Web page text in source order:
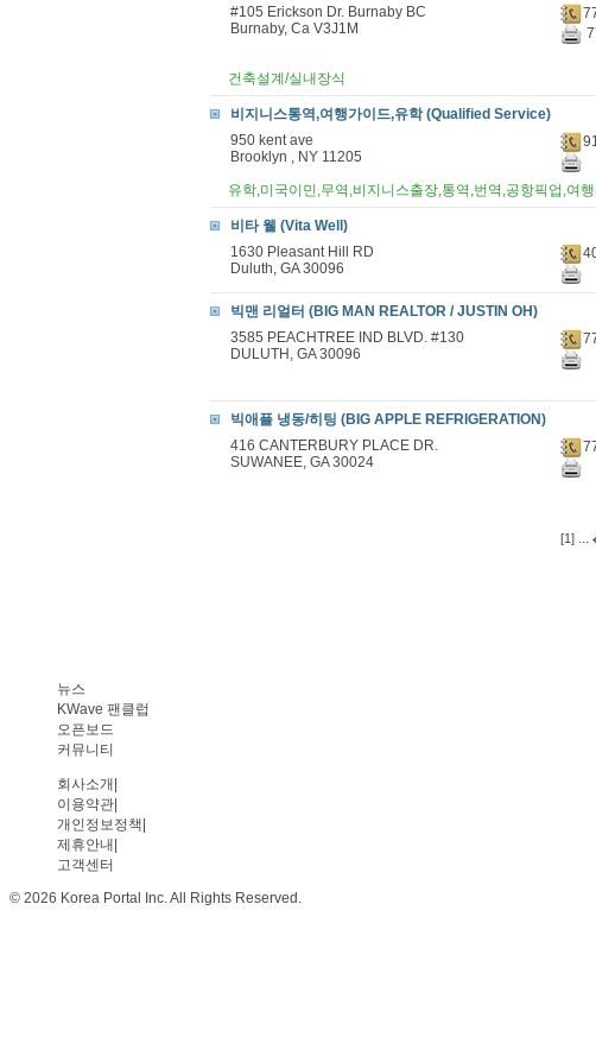
#105 Erickson Dr. Burnaby BC
Burnaby, Ca V3J1M
건축설계/실내장식
비지니스통역,여행가이드,유학 (Qualified Service)
950 kent ave
Brooklyn , NY 11205
유학,미국이민,무역,비지니스출장,통역,번역,공항픽업,여
비타 웰 (Vita Well)
1630 Pleasant Hill RD
Duluth, GA 30096
빅맨 리얼터 (BIG MAN REALTOR / JUSTIN OH)
3585 PEACHTREE IND BLVD. #130
DULUTH, GA 30096
빅애플 냉동/히팅 (BIG APPLE REFRIGERATION)
416 CANTERBURY PLACE DR.
SUWANEE, GA 30024
[1]...
뉴스
KWave 팬클럽
오픈보드
커뮤니티
회사소개
이용약관
개인정보정책
제휴안내
고객센터
© 2026 Korea Portal Inc. All Rights Reserved.